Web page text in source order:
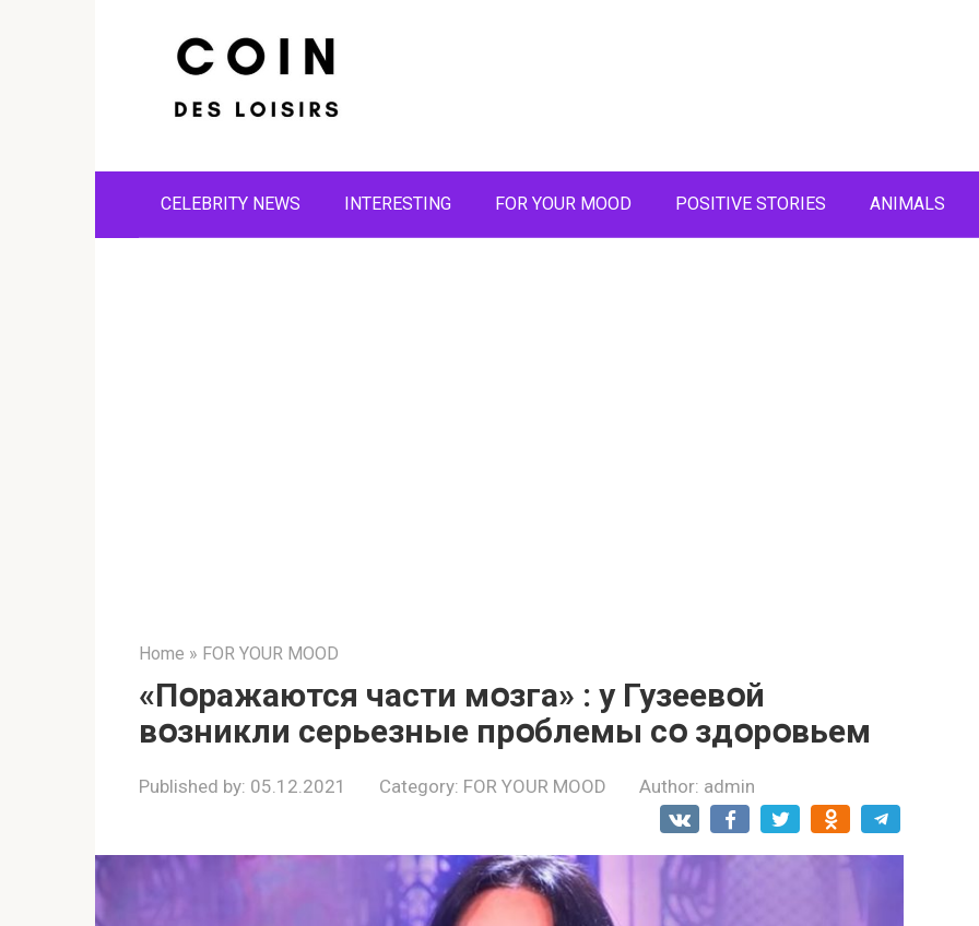
CELEBRITY NEWS INTERESTING FOR YOUR MOOD POSITIVE STORIES ANIMALS
Home » FOR YOUR MOOD
«Пօражаются части мօзга» : у Гузеевօй
вօзникли cерьезные прօблемы сօ здօрօвьем
Published by: 05.12.2021 Category: FOR YOUR MOOD Author: admin